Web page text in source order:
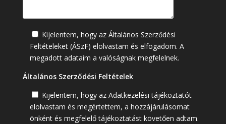
Kijelentem, hogy az Általános Szerződési
Feltételeket (ÁSzF) elolvastam és elfogadom. A
megadott adataim a valóságnak megfelelnek.
Általános Szerződési Feltételek
Kijelentem, hogy az Adatkezelési tájékoztatót
elolvastam és megértettem, a hozzájárulásomat
önként és megfelelő tájékoztatást követően adtam.